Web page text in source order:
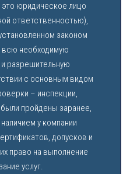
юридическое лицо
ответственностью),
законом
необходимую
разрешительную
с основным видом
– инспекции,
пройдены заранее,
у компании
допусков и
право на выполнение
услуг.